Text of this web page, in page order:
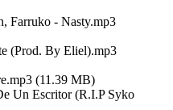
Farruko - Nasty.mp3
(Prod. By Eliel).mp3
(11.39 MB)
Un Escritor (R.I.P Syko